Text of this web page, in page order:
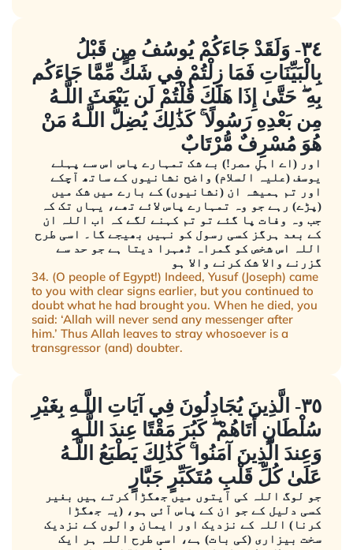
٣٤- وَلَقَدْ جَاءَكُمْ يُوسُفُ مِن قَبْلُ
بِالْبَيِّنَاتِ فَمَا زِلْتُمْ فِي شَكٍّ مِّمَّا جَاءَكُم
بِهِ ۖ حَتَّىٰ إِذَا هَلَكَ قُلْتُمْ لَن يَبْعَثَ اللَّـهُ
مِن بَعْدِهِ رَسُولًا ۚ كَذَٰلِكَ يُضِلُّ اللَّـهُ مَنْ
هُوَ مُسْرِفٌ مُّرْتَابٌ
اور (اے اہلِ مصر!) بے شک تمہارے پاس اس سے پہلے
یوسف (علیہ السلام) واضح نشانیوں کے ساتھ آچکے
اور تم ہمیشہ ان (نشانیوں) کے بارے میں شک میں
(پڑے) رہے جو وہ تمہارے پاس لائے تھے، یہاں تک کہ
جب وہ وفات پا گئے تو تم کہنے لگے کہ اب اللہ ان
کے بعد ہرگز کسی رسول کو نہیں بھیجے گا۔ اسی طرح
اللہ اس شخص کو گمراہ ٹھہرا دیتا ہے جو حد سے
گزرنے والا شک کرنے والا ہو
34. (O people of Egypt!) Indeed, Yusuf (Joseph) came
to you with clear signs earlier, but you continued to
doubt what he had brought you. When he died, you
said: ‘Allah will never send any messenger after
him.’ Thus Allah leaves to stray whosoever is a
transgressor (and) doubter.
٣٥- الَّذِينَ يُجَادِلُونَ فِي آيَاتِ اللَّـهِ بِغَيْرِ
سُلْطَانٍ أَتَاهُمْ ۖ كَبُرَ مَقْتًا عِندَ اللَّـهِ
وَعِندَ الَّذِينَ آمَنُوا ۚ كَذَٰلِكَ يَطْبَعُ اللَّـهُ
عَلَىٰ كُلِّ قَلْبِ مُتَكَبِّرٍ جَبَّارٍ
جو لوگ اللہ کی آیتوں میں جھگڑا کرتے ہیں بغیر
کسی دلیل کے جو ان کے پاس آئی ہو، (یہ جھگڑا
کرنا) اللہ کے نزدیک اور ایمان والوں کے نزدیک
سخت بیزاری (کی بات) ہے، اسی طرح اللہ ہر ایک